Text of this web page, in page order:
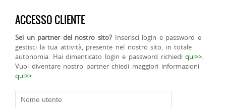
ACCESSO CLIENTE
Sei un partner del nostro sito? Inserisci login e password e
gestisci la tua attività, presente nel nostro sito, in totale
autonomia. Hai dimenticato login e password richiediqui>>.
Vuoi diventare nostro partner chiedi maggiori informazioni
qui>>